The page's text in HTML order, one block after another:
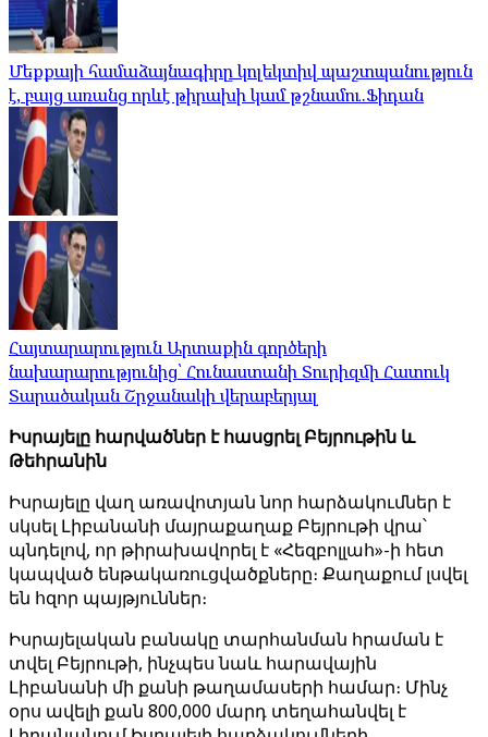
Մեքքայի համաձայնագիրը կոլեկտիվ պաշտպանություն
է, բայց առանց որևէ թիրախի կամ թշնամու.Ֆիդան
Հայտարարություն Արտաքին գործերի
նախարարությունից՝ Հունաստանի Տուրիզմի Հատուկ
Տարածական Շրջանակի վերաբերյալ
Իսրայելը հարվածներ է հասցրել Բեյրութին և
Թեհրանին
Իսրայելը վաղ առավոտյան նոր հարձակումներ է
սկսել Լիբանանի մայրաքաղաք Բեյրութի վրա՝
պնդելով, որ թիրախավորել է «Հեզբոլլահ»-ի հետ
կապված ենթակառուցվածքները։ Քաղաքում լսվել
են հզոր պայթյուններ։
Իսրայելական բանակը տարհանման հրաման է
տվել Բեյրութի, ինչպես նաև հարավային
Լիբանանի մի քանի թաղամասերի համար։ Մինչ
օրս ավելի քան 800,000 մարդ տեղահանվել է